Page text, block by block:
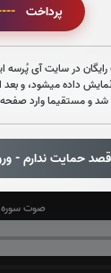
پرداخت
در سایت آی
نمایش داده میشود، و
و مستقیما وارد
قصد حمایت ندارم -
قرائت سوره قدر را تقبل میکنم
صوت سوره
صوت سوره